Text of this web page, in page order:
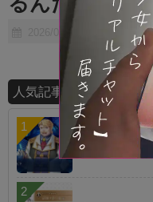
人気記事ランキング
【話題】低レ
に罠